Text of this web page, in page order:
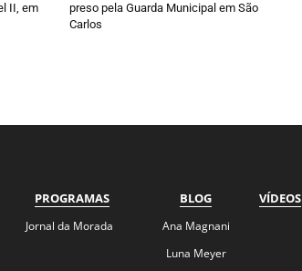
II, em
preso pela Guarda Municipal em São
Carlos
PROGRAMAS
Jornal da Morada
BLOG
Ana Magnani
Luna Meyer
VÍDEOS